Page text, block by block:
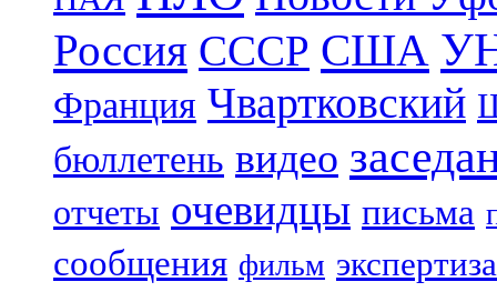
Россия СССР США
Франция Чвартковский
бюллетень видео
отчеты очевидцы письма
сообщения фильм экспертиза